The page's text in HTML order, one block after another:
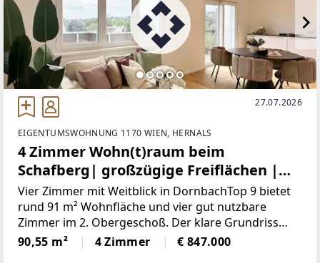
27.07.2026
EIGENTUMSWOHNUNG 1170 WIEN, HERNALS
4 Zimmer Wohn(t)raum beim
Schafberg| großzügige Freiflächen |
sofort bezugsbereit
Vier Zimmer mit Weitblick in DornbachTop 9 bietet
rund 91 m² Wohnfläche und vier gut nutzbare
Zimmer im 2. Obergeschoß. Der klare Grundriss
eignet sich für Familien ebenso wie für Paare mit
zusätzlichem Arbeits- oder Gästezimmer. Große
90,55 m² 4 Zimmer € 847.000